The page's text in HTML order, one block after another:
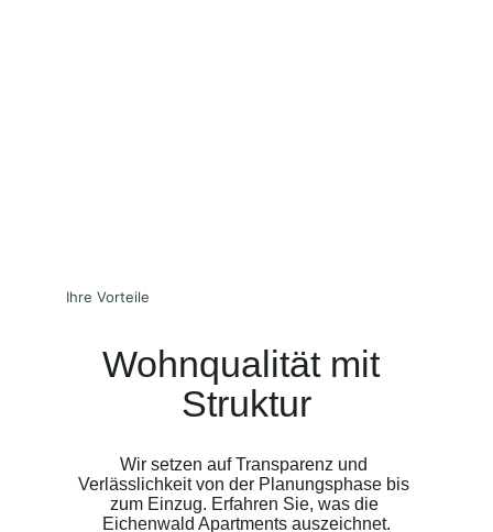
Ihre Vorteile
Wohnqualität mit
Struktur
Wir setzen auf Transparenz und
Verlässlichkeit von der Planungsphase bis
zum Einzug. Erfahren Sie, was die
Eichenwald Apartments auszeichnet.